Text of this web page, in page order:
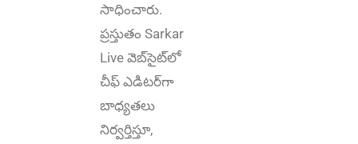
సాధించారు.
ప్రస్తుతం Sarkar
Live వెబ్‌సైట్‌లో
చీఫ్ ఎడిటర్‌గా
బాధ్యతలు
నిర్వర్తిస్తూ,